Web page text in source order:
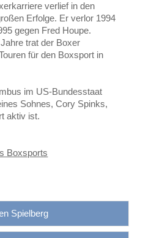
verlief in den
Erfolge. Er verlor 1994
gegen Fred Houpe.
trat der Boxer
für den Boxsport in
im US-Bundesstaat
Sohnes, Cory Spinks,
aktiv ist.
Boxsports
Spielberg